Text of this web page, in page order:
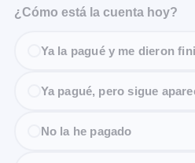
¿Cómo está la cuenta hoy?
Ya la pagué y me dieron
Ya pagué, pero sigue
No la he pagado